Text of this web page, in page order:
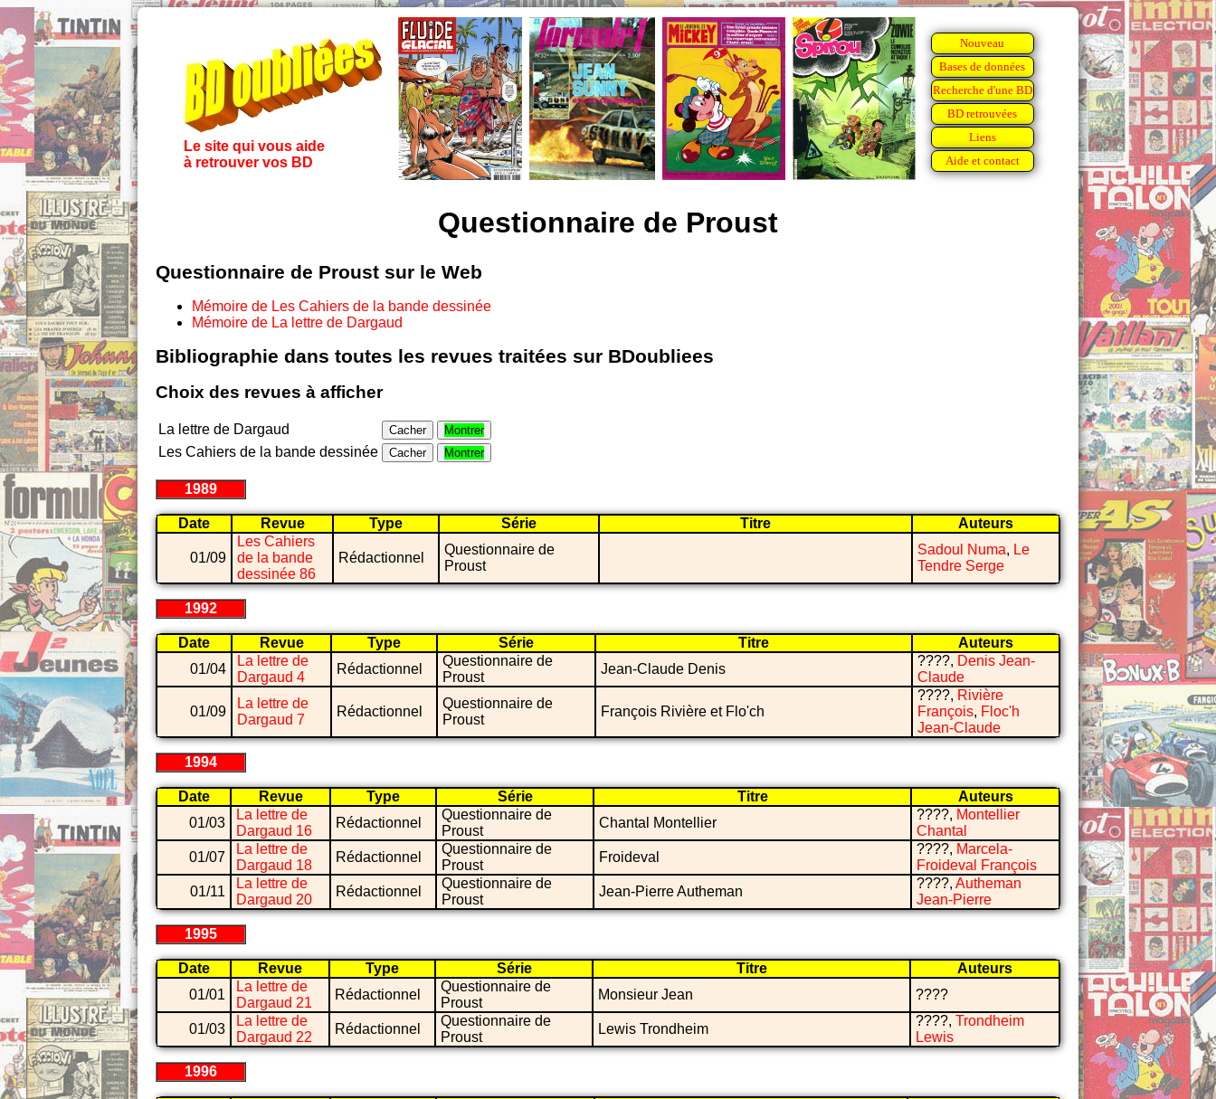
Le site qui vous aide
à retrouver vos BD
Nouveau
Bases de données
Recherche d'une BD
BD retrouvées
Liens
Aide et contact
Questionnaire de Proust
Questionnaire de Proust sur le Web
Mémoire de Les Cahiers de la bande dessinée
Mémoire de La lettre de Dargaud
Bibliographie dans toutes les revues traitées sur BDoubliees
Choix des revues à afficher
La lettre de Dargaud Cacher Montrer
Les Cahiers de la bande dessinée Cacher Montrer
1989
Date Revue Type Série Titre Auteurs
01/09
Les Cahiers
de la bande
dessinée 86
Rédactionnel
Questionnaire de
Proust
Sadoul Numa, Le
Tendre Serge
1992
Date Revue Type Série Titre
Auteurs
01/04
La lettre de
Dargaud 4
Rédactionnel
Questionnaire de
Proust
Jean-Claude Denis
????, Denis Jean-
Claude
01/09
La lettre de
Dargaud 7
Rédactionnel
Questionnaire de
Proust
François Rivière et Flo'ch
????, Rivière
François, Floc'h
Jean-Claude
1994
Date Revue Type Série Titre
Auteurs
01/03
La lettre de
Dargaud 16
Rédactionnel
Questionnaire de
Proust
Chantal Montellier
????, Montellier
Chantal
01/07
La lettre de
Dargaud 18
Rédactionnel
Questionnaire de
Proust
Froideval
????, Marcela-
Froideval François
01/11
La lettre de
Dargaud 20
Rédactionnel
Questionnaire de
Proust
Jean-Pierre Autheman
????, Autheman
Jean-Pierre
1995
Date Revue Type Série Titre
Auteurs
01/01
La lettre de
Dargaud 21
Rédactionnel
Questionnaire de
Proust
Monsieur Jean ????
01/03
La lettre de
Dargaud 22
Rédactionnel
Questionnaire de
Proust
Lewis Trondheim
????, Trondheim
Lewis
1996